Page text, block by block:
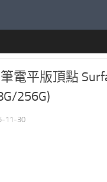
電平版頂點
256G)
11-30